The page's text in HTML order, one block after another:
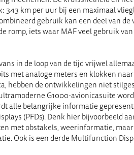
343 km per uur bij een maximaal
gebruik kan een deel van de
romp, iets waar MAF veel gebruik
in de loop van de tijd vrijwel
met analoge meters en klokken
, hebben de ontwikkelingen niet
G1000-avionicasuite
alle belangrijke informatie
(PFDs). Denk hier bijvoorbeeld
met obstakels, weerinformatie,
Ook is een derde Multifunction